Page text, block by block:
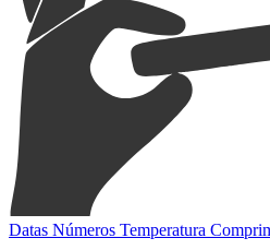
Datas Números Temperatura